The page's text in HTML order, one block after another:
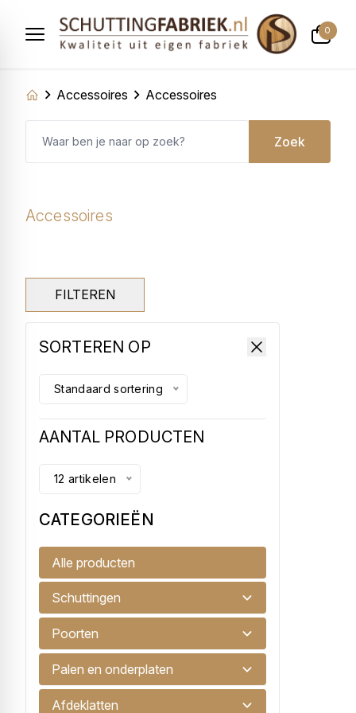
0
Accessoires Accessoires
Zoek
Accessoires
SORTEREN OP
Standaard sortering
AANTAL PRODUCTEN
12 artikelen
CATEGORIEËN
Alle producten
Schuttingen
Poorten
Palen en onderplaten
Afdeklatten
FILTEREN
Snelbeton 25kg
Cantillana snelbeton zak van 25kg
€ 15,00
Accessoires